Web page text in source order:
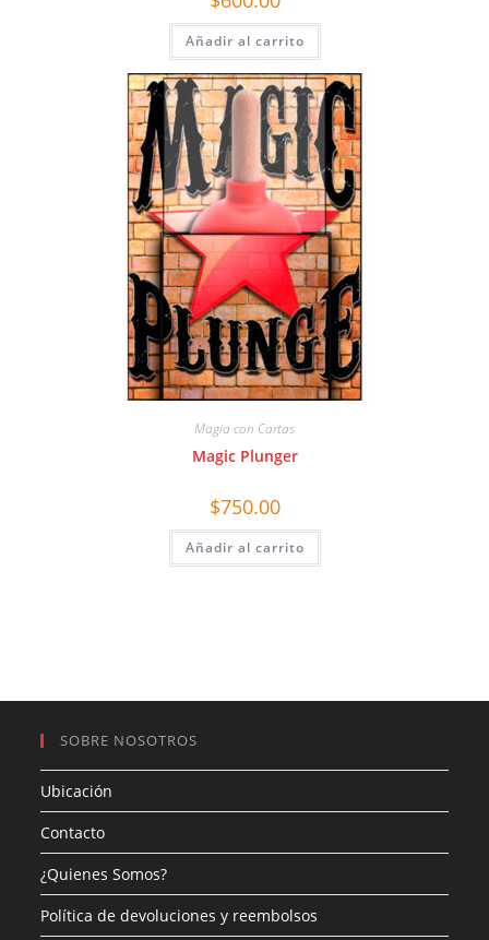
Añadir al carrito
Magia con Cartas
Magic Plunger
$750.00
Añadir al carrito
SOBRE NOSOTROS
Ubicación
Contacto
¿Quienes Somos?
Política de devoluciones y reembolsos